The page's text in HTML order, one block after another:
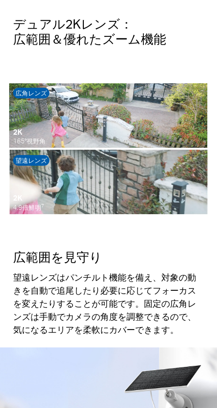
デュアル2Kレンズ：
広範囲＆優れたズーム機能
Pause
Pause
広範囲を見守り
望遠レンズはパンチルト機能を備え、対象の動
きを自動で追尾したり必要に応じてフォーカス
を変えたりすることが可能です。固定の広角レ
ンズは手動でカメラの角度を調整できるので、
気になるエリアを柔軟にカバーできます。